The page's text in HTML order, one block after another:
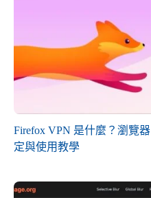
Firefox VPN 是什麼？瀏覽
定與使用教學